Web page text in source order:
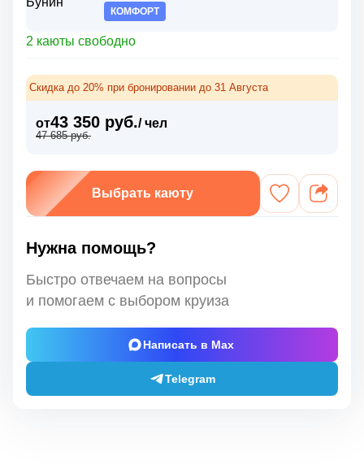
КОМФОРТ
2 каюты свободно
Скидка до 20% при бронировании до 31 Августа
от43 350 руб./ чел
47 685 руб.
Выбрать каюту
Нужна помощь?
Быстро отвечаем на вопросы
и помогаем с выбором круиза
Написать в Max
Telegram